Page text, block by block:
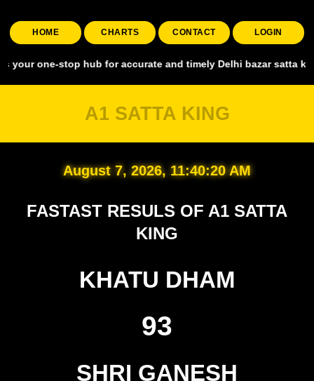
HOME CHARTS CONTACT LOGIN
stop hub for accurate and timely Delhi bazar satta king,
A1 SATTA KING
August 7, 2026, 11:40:20 AM
FASTAST RESULS OF A1 SATTA
KING
KHATU DHAM
93
SHRI GANESH